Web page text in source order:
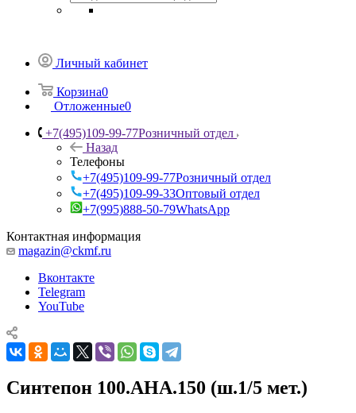
Личный кабинет
Корзина0
Отложенные0
+7(495)109-99-77Розничный отдел
Назад
Телефоны
+7(495)109-99-77Розничный отдел
+7(495)109-99-33Оптовый отдел
+7(995)888-50-79WhatsApp
Контактная информация
magazin@ckmf.ru
Вконтакте
Telegram
YouTube
Синтепон 100.AHA.150 (ш.1/5 мет.)